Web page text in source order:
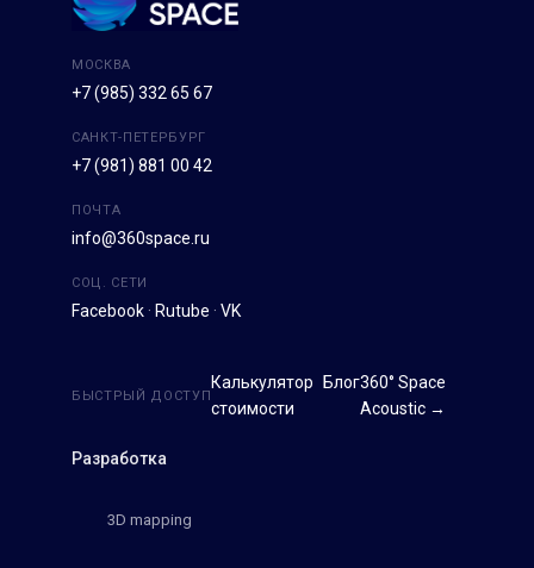
МОСКВА
+7 (985) 332 65 67
САНКТ-ПЕТЕРБУРГ
+7 (981) 881 00 42
ПОЧТА
info@360space.ru
СОЦ. СЕТИ
Facebook · Rutube · VK
Разработка
3D mapping
БЫСТРЫЙ ДОСТУП
Калькулятор
стоимости
Блог360° Space
Acoustic →